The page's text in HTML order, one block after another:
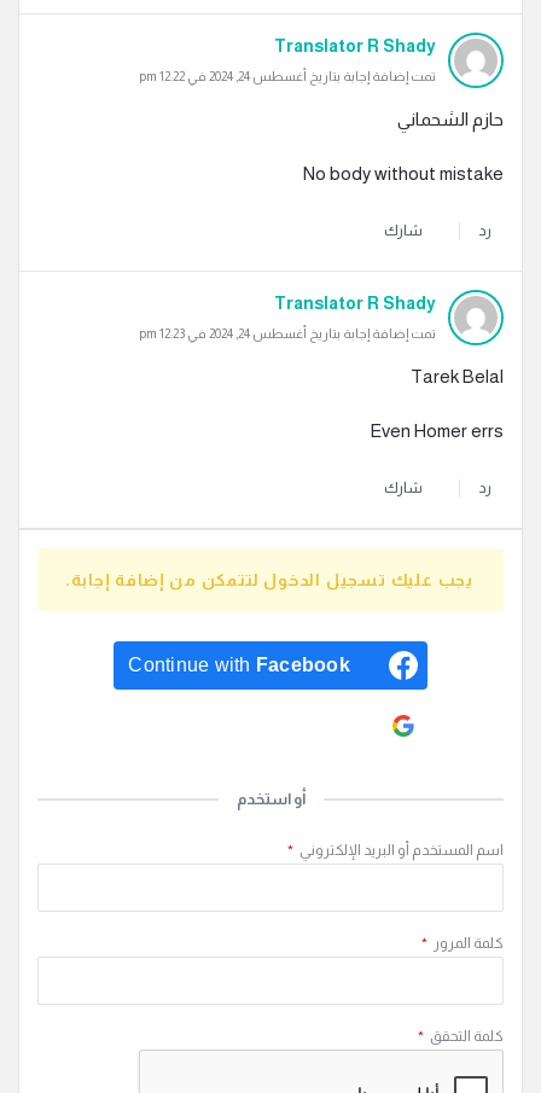
Translator R Shady
تمت إضافة إجابة بتاريخ أغسطس 24, 2024 في 12:22 pm
حازم الشحماني
No body without mistake
رد شارك
Translator R Shady
تمت إضافة إجابة بتاريخ أغسطس 24, 2024 في 12:23 pm
Tarek Belal
Even Homer errs
رد شارك
يجب عليك تسجيل الدخول لتتمكن من إضافة إجابة.
Continue with Facebook
أو استخدم
اسم المستخدم أو البريد الإلكتروني *
كلمة المرور *
كلمة التحقق *